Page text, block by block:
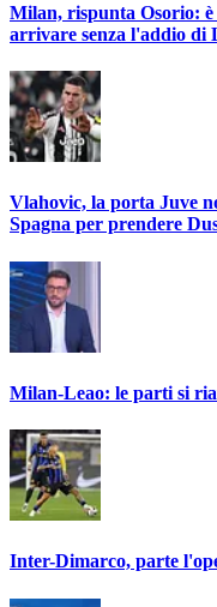
Milan, rispunta Osorio:
arrivare senza l'addio di
Vlahovic, la porta Juve
Spagna per prendere
Milan-Leao: le parti si
Inter-Dimarco, parte